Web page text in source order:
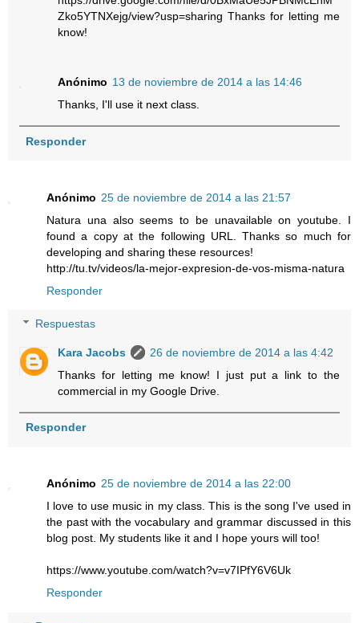
Zko5YTNXejg/view?usp=sharing Thanks for letting me
know!
Anónimo 13 de noviembre de 2014 a las 14:46
Thanks, I'll use it next class.
Responder
Anónimo 25 de noviembre de 2014 a las 21:57
Natura una also seems to be unavailable on youtube. I
found a copy at the following URL. Thanks so much for
developing and sharing these resources!
http://tu.tv/videos/la-mejor-expresion-de-vos-misma-natura
Responder
Respuestas
Kara Jacobs
26 de noviembre de 2014 a las 4:42
Thanks for letting me know! I just put a link to the
commercial in my Google Drive.
Responder
Anónimo 25 de noviembre de 2014 a las 22:00
I love to use music in my class. This is the song I've used in
the past with the vocabulary and grammar discussed in this
blog post. My students like it and I hope yours will too!
https://www.youtube.com/watch?v=v7IPfY6V6Uk
Responder